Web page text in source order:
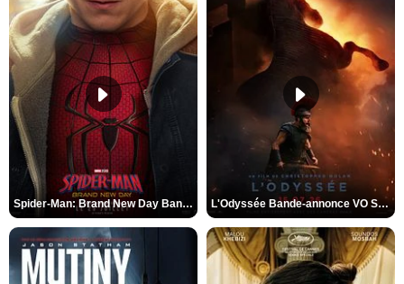
Spider-Man: Brand New Day Bande-annonce VO STFR L'Odyssée Bande-annonce VO STFR